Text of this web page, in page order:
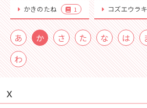
かきのたね 1 コズエウラキ
あ か さ た な は
わ
Ｘ